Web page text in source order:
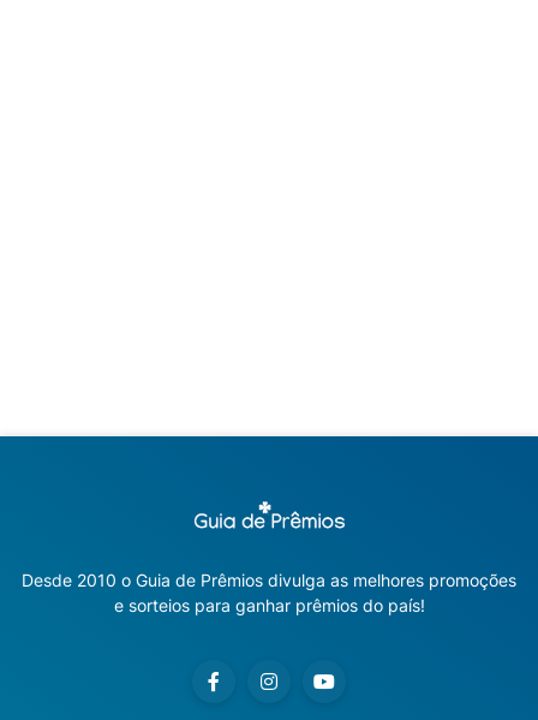
Desde 2010 o Guia de Prêmios divulga as melhores promoções
e sorteios para ganhar prêmios do país!